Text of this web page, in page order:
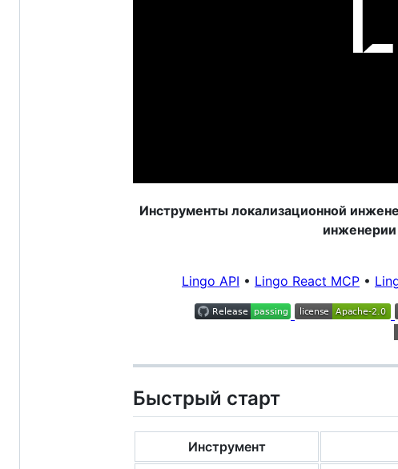
Инструменты локализационной
инженерии
Lingo API • Lingo React MCP •
Быстрый старт
Инструмент